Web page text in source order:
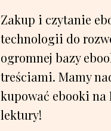
Zakup i czytanie
technologii do
ogromnej bazy
treściami. Mamy
kupować ebooki na
lektury!